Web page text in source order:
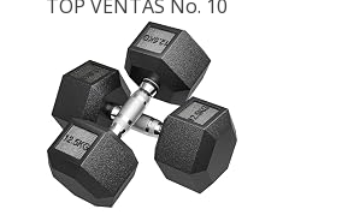
TOP VENTAS No. 10